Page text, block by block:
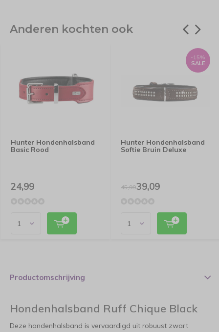
Anderen kochten ook
Hunter Hondenhalsband
Basic Rood
24,99
Hunter Hondenhalsband
Softie Bruin Deluxe
-15%
SALE
45,9939,09
Productomschrijving
Hondenhalsband Ruff Chique Black
Deze hondenhalsband is vervaardigd uit robuust zwart